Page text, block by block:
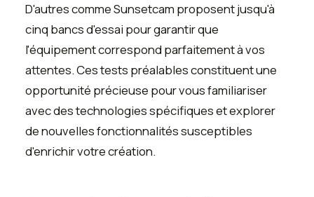
D'autres comme Sunsetcam proposent jusqu'à
cinq bancs d'essai pour garantir que
l'équipement correspond parfaitement à vos
attentes. Ces tests préalables constituent une
opportunité précieuse pour vous familiariser
avec des technologies spécifiques et explorer
de nouvelles fonctionnalités susceptibles
d'enrichir votre création.